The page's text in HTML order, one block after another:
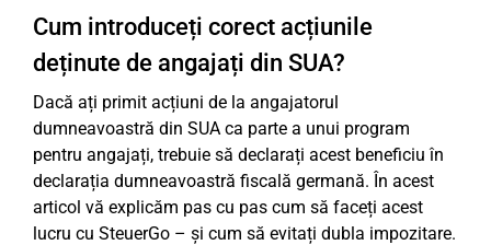
Cum introduceți corect acțiunile
deținute de angajați din SUA?
Dacă ați primit acțiuni de la angajatorul
dumneavoastră din SUA ca parte a unui program
pentru angajați, trebuie să declarați acest beneficiu în
declarația dumneavoastră fiscală germană. În acest
articol vă explicăm pas cu pas cum să faceți acest
lucru cu SteuerGo – și cum să evitați dubla impozitare.